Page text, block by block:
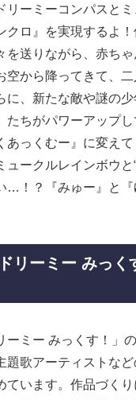
リーミーコンパスと
クロ』を実現するよ
を送りながら、赤ち
空から降ってきて、
に、新たな敵や謎の
たちがパワーアップ
あっくむー』に変え
ュークルレインボウと
…！？『みゅー』と
リーミー みっく
ーミー みっくす！」
題歌アーティストな
ています。作品づく